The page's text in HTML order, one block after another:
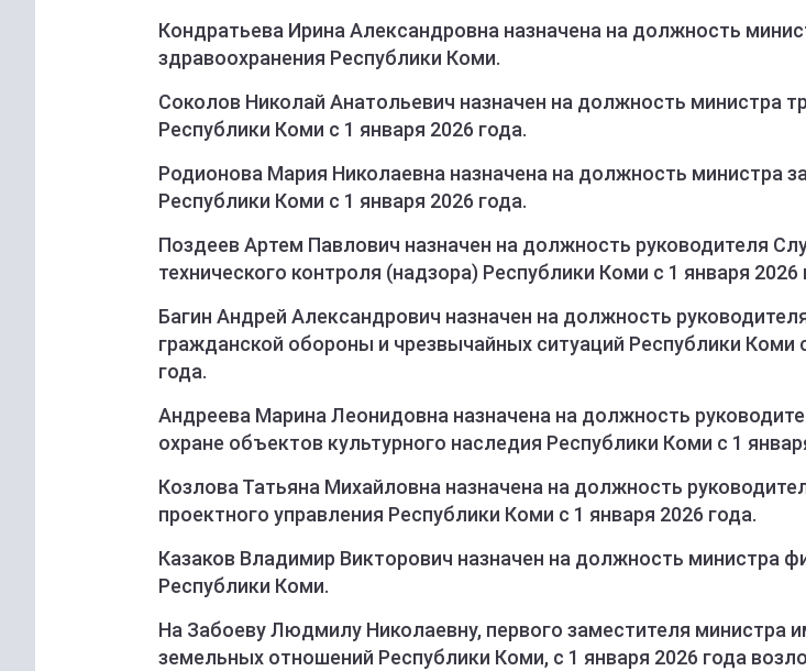
Кондратьева Ирина Александровна назначена на должность
здравоохранения Республики Коми.
Соколов Николай Анатольевич назначен на должность министра
Республики Коми с 1 января 2026 года.
Родионова Мария Николаевна назначена на должность министра
Республики Коми с 1 января 2026 года.
Поздеев Артем Павлович назначен на должность руководителя
технического контроля (надзора) Республики Коми с 1 января 2026
Багин Андрей Александрович назначен на должность
гражданской обороны и чрезвычайных ситуаций Республики Коми
года.
Андреева Марина Леонидовна назначена на должность
охране объектов культурного наследия Республики Коми с 1
Козлова Татьяна Михайловна назначена на должность
проектного управления Республики Коми с 1 января 2026 года.
Казаков Владимир Викторович назначен на должность министра
Республики Коми.
На Забоеву Людмилу Николаевну, первого заместителя министра
земельных отношений Республики Коми, с 1 января 2026 года